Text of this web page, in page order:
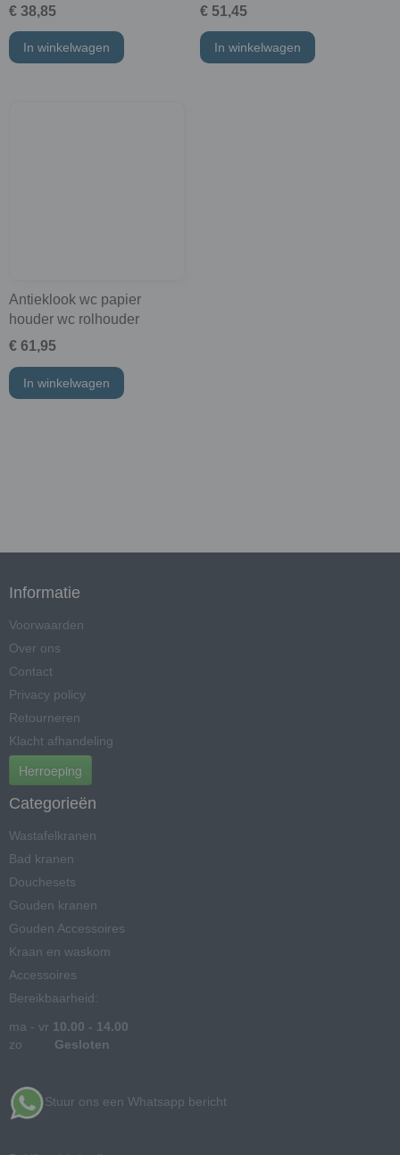
€ 38,85
In winkelwagen
€ 51,45
In winkelwagen
Antieklook wc papier
houder wc rolhouder
€ 61,95
In winkelwagen
Informatie
Voorwaarden
Over ons
Contact
Privacy policy
Retourneren
Klacht afhandeling
Herroeping
Categorieën
Wastafelkranen
Bad kranen
Douchesets
Gouden kranen
Gouden Accessoires
Kraan en waskom
Accessoires
Bereikbaarheid:
ma - vr 10.00 - 14.00
zo Gesloten
Stuur ons een Whatsapp bericht